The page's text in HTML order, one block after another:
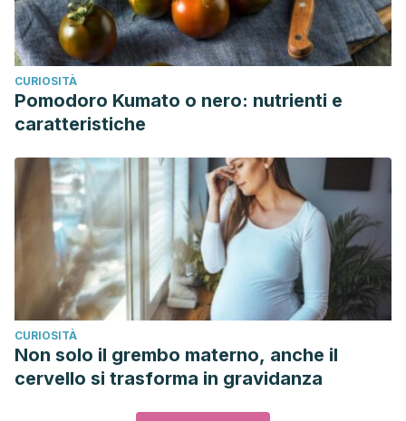
CURIOSITÀ
Pomodoro Kumato o nero: nutrienti e
caratteristiche
CURIOSITÀ
Non solo il grembo materno, anche il
cervello si trasforma in gravidanza